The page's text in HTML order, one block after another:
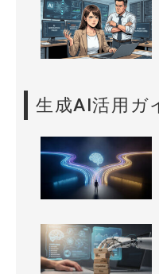
生成AI活用ガ